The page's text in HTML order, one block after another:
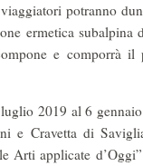
potranno
ermetica
e comporrà il
2019 al 6
e Cravetta di
Arti applicate